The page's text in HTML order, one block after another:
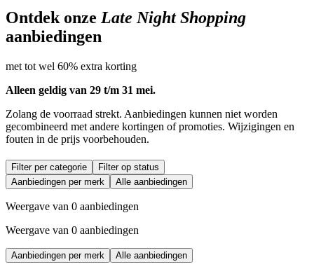
Ontdek onze Late Night Shopping
aanbiedingen
met tot wel 60% extra korting
Alleen geldig van 29 t/m 31 mei.
Zolang de voorraad strekt. Aanbiedingen kunnen niet worden
gecombineerd met andere kortingen of promoties. Wijzigingen en
fouten in de prijs voorbehouden.
Filter per categorie
Filter op status
Aanbiedingen per merk
Alle aanbiedingen
Weergave van 0 aanbiedingen
Weergave van 0 aanbiedingen
Aanbiedingen per merk Alle aanbiedingen